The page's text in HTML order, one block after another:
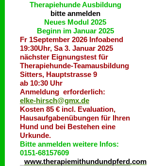
Therapiehunde Ausbildung
bitte anmelden
Neues Modul 2025
Beginn im Januar 2025
Fr 1September 2026 Infoabend
19:30Uhr, Sa 3. Januar 2025
nächster Eignungstest für
Therapiehunde-Teamausbildung
Sitters, Hauptstrasse 9
ab 10:30 Uhr
Anmeldung erforderlich:
elke-hirsch@gmx.de
Kosten 85 € incl. Evaluation,
Hausaufgabenübungen für Ihren
Hund und bei Bestehen eine
Urkunde.
Bitte anmelden weitere Infos:
0151-68157609
www.therapiemithundundpferd.com